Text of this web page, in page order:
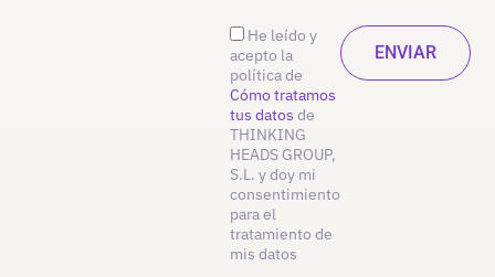
He leído y
acepto la
política de
Cómo tratamos
tus datos de
THINKING
HEADS GROUP,
S.L. y doy mi
consentimiento
para el
tratamiento de
mis datos